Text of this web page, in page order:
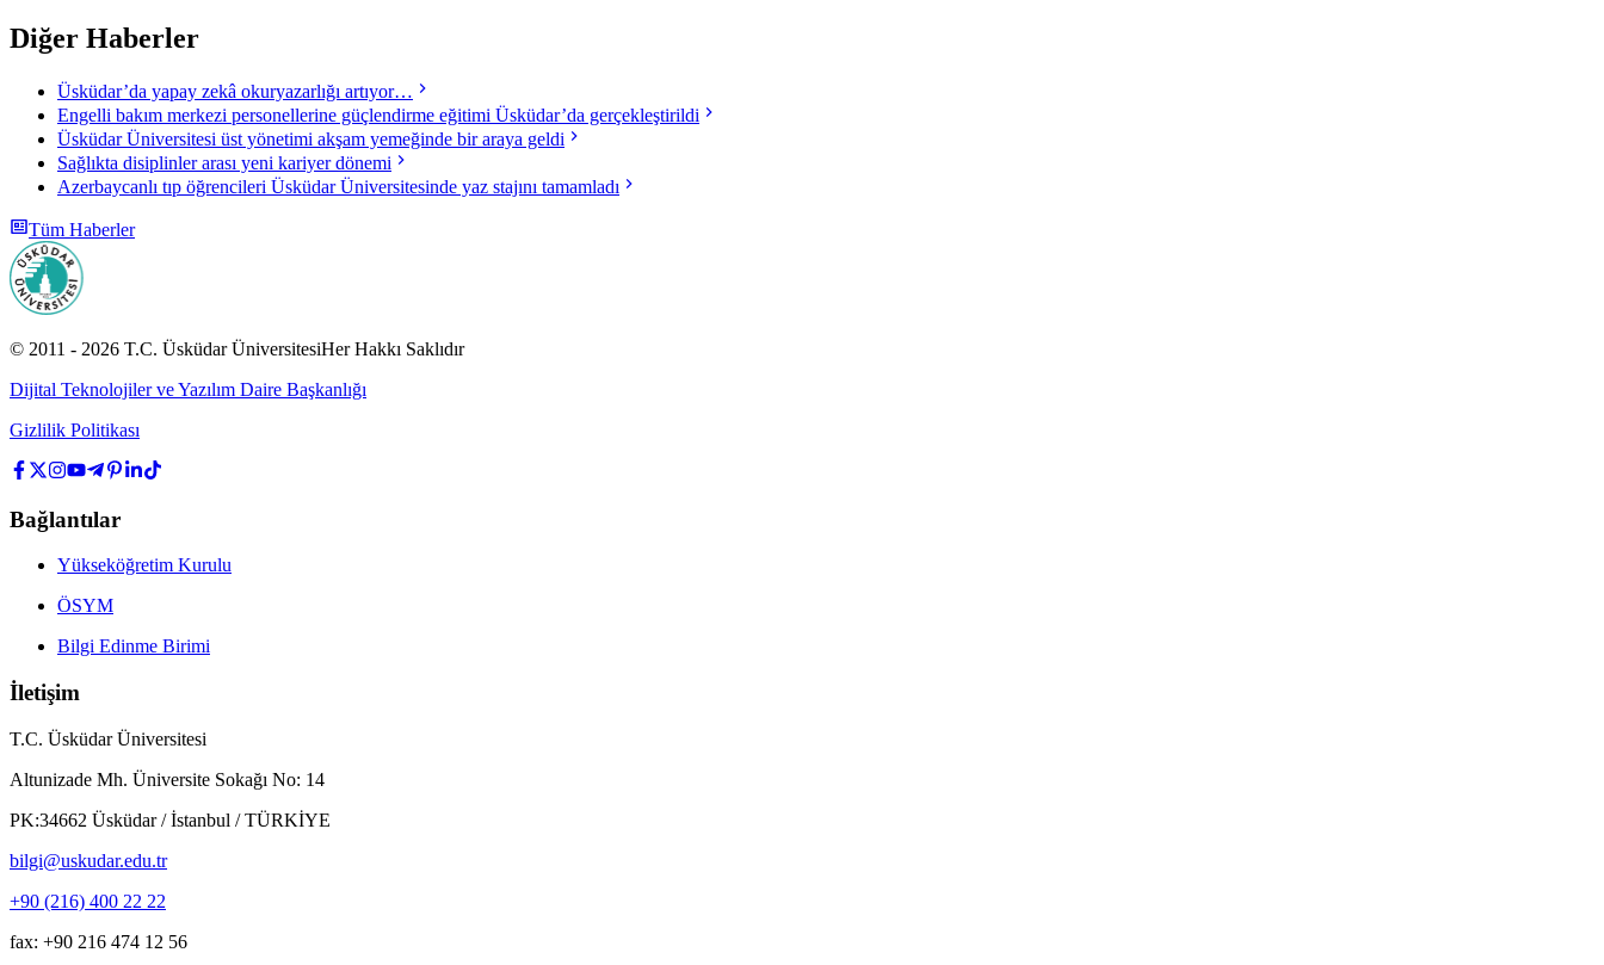
Diğer Haberler
Üsküdar’da yapay zekâ okuryazarlığı artıyor…
Engelli bakım merkezi personellerine güçlendirme eğitimi Üsküdar’da gerçekleştirildi
Üsküdar Üniversitesi üst yönetimi akşam yemeğinde bir araya geldi
Sağlıkta disiplinler arası yeni kariyer dönemi
Azerbaycanlı tıp öğrencileri Üsküdar Üniversitesinde yaz stajını tamamladı
Tüm Haberler
© 2011 - 2026 T.C. Üsküdar ÜniversitesiHer Hakkı Saklıdır
Dijital Teknolojiler ve Yazılım Daire Başkanlığı
Gizlilik Politikası
Bağlantılar
Yükseköğretim Kurulu
ÖSYM
Bilgi Edinme Birimi
İletişim
T.C. Üsküdar Üniversitesi
Altunizade Mh. Üniversite Sokağı No: 14
PK:34662 Üsküdar / İstanbul / TÜRKİYE
bilgi@uskudar.edu.tr
+90 (216) 400 22 22
fax: +90 216 474 12 56